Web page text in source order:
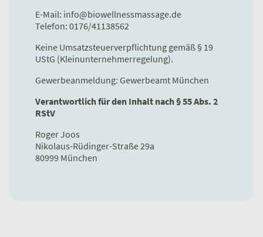
E-Mail: info@biowellnessmassage.de
Telefon: 0176/41138562
Keine Umsatzsteuerverpflichtung gemäß § 19
UStG (Kleinunternehmerregelung).
Gewerbeanmeldung: Gewerbeamt München
Verantwortlich für den Inhalt nach § 55 Abs. 2
RStV
Roger Joos
Nikolaus-Rüdinger-Straße 29a
80999 München